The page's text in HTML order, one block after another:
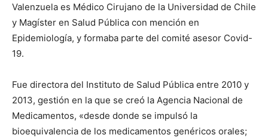
Valenzuela es Médico Cirujano de la Universidad de Chile
y Magíster en Salud Pública con mención en
Epidemiología, y formaba parte del comité asesor Covid-
19.
Fue directora del Instituto de Salud Pública entre 2010 y
2013, gestión en la que se creó la Agencia Nacional de
Medicamentos, «desde donde se impulsó la
bioequivalencia de los medicamentos genéricos orales;